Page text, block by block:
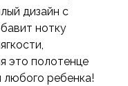
дизайн с
нотку
это полотенце
ребенка!